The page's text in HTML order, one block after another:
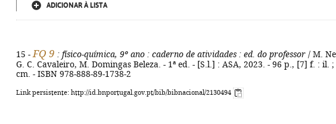
ADICIONAR À LISTA
15 - FQ 9 : físico-química, 9º ano : caderno de atividades : ed. do professor / M.
G. C. Cavaleiro, M. Domingas Beleza. - 1ª ed. - [S.l.] : ASA, 2023. - 96 p., [7] f. : il. ;
cm. - ISBN 978-888-89-1738-2
Link persistente: http://id.bnportugal.gov.pt/bib/bibnacional/2130494